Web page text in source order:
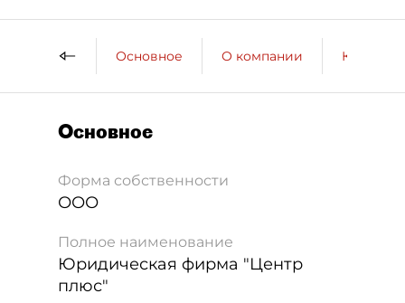
Основное О компании
Основное
Форма собственности
ООО
Полное наименование
Юридическая фирма "Центр
плюс"